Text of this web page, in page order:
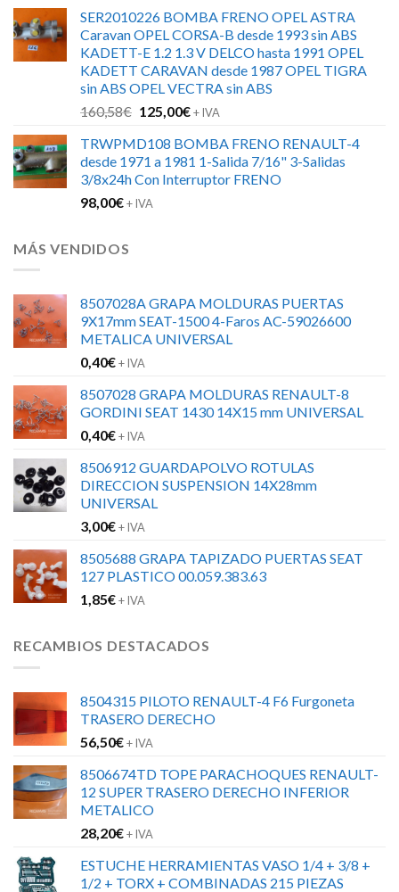
original
era:
162,25€.
actual
es:
130,00€.
SER2010226 BOMBA FRENO OPEL ASTRA
Caravan OPEL CORSA-B desde 1993 sin ABS
KADETT-E 1.2 1.3 V DELCO hasta 1991 OPEL
KADETT CARAVAN desde 1987 OPEL TIGRA
sin ABS OPEL VECTRA sin ABS
160,58€ El
original
era:
160,58€.
125,00€El
actual
es:
125,00€.
+ IVA
TRWPMD108 BOMBA FRENO RENAULT-4
desde 1971 a 1981 1-Salida 7/16" 3-Salidas
3/8x24h Con Interruptor FRENO
98,00€+ IVA
MÁS VENDIDOS
8507028A GRAPA MOLDURAS PUERTAS
9X17mm SEAT-1500 4-Faros AC-59026600
METALICA UNIVERSAL
0,40€+ IVA
8507028 GRAPA MOLDURAS RENAULT-8
GORDINI SEAT 1430 14X15 mm UNIVERSAL
0,40€+ IVA
8506912 GUARDAPOLVO ROTULAS
DIRECCION SUSPENSION 14X28mm
UNIVERSAL
3,00€+ IVA
8505688 GRAPA TAPIZADO PUERTAS SEAT
127 PLASTICO 00.059.383.63
1,85€+ IVA
RECAMBIOS DESTACADOS
8504315 PILOTO RENAULT-4 F6 Furgoneta
TRASERO DERECHO
56,50€+ IVA
8506674TD TOPE PARACHOQUES RENAULT-
12 SUPER TRASERO DERECHO INFERIOR
METALICO
28,20€+ IVA
ESTUCHE HERRAMIENTAS VASO 1/4 + 3/8 +
1/2 + TORX + COMBINADAS 215 PIEZAS